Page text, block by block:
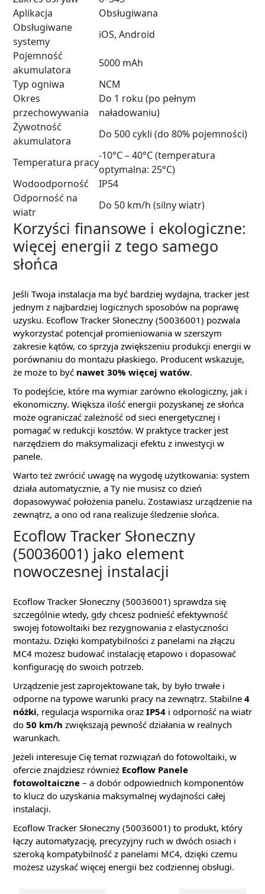
Aplikacja
Obsługiwana
Obsługiwane
systemy
iOS, Android
Pojemność
akumulatora
5000 mAh
Typ ogniwa
NCM
Okres
przechowywania
Do 1 roku (po pełnym
naładowaniu)
Żywotność
akumulatora
Do 500 cykli (do 80% pojemności)
Temperatura pracy
-10°C – 40°C (temperatura
optymalna: 25°C)
Wodoodporność
IP54
Odporność na
wiatr
Do 50 km/h (silny wiatr)
Korzyści finansowe i ekologiczne:
więcej energii z tego samego
słońca
Jeśli Twoja instalacja ma być bardziej wydajna, tracker jest
jednym z najbardziej logicznych sposobów na poprawę
uzysku. Ecoflow Tracker Słoneczny (50036001) pozwala
wykorzystać potencjał promieniowania w szerszym
zakresie kątów, co sprzyja zwiększeniu produkcji energii w
porównaniu do montażu płaskiego. Producent wskazuje,
że może to być nawet 30% więcej watów.
To podejście, które ma wymiar zarówno ekologiczny, jak i
ekonomiczny. Większa ilość energii pozyskanej ze słońca
może ograniczać zależność od sieci energetycznej i
pomagać w redukcji kosztów. W praktyce tracker jest
narzędziem do maksymalizacji efektu z inwestycji w
panele.
Warto też zwrócić uwagę na wygodę użytkowania: system
działa automatycznie, a Ty nie musisz co dzień
dopasowywać położenia panelu. Zostawiasz urządzenie na
zewnątrz, a ono od rana realizuje śledzenie słońca.
Ecoflow Tracker Słoneczny
(50036001) jako element
nowoczesnej instalacji
Ecoflow Tracker Słoneczny (50036001) sprawdza się
szczególnie wtedy, gdy chcesz podnieść efektywność
swojej fotowoltaiki bez rezygnowania z elastyczności
montażu. Dzięki kompatybilności z panelami na złączu
MC4 możesz budować instalację etapowo i dopasować
konfigurację do swoich potrzeb.
Urządzenie jest zaprojektowane tak, by było trwałe i
odporne na typowe warunki pracy na zewnątrz. Stabilne 4
nóżki, regulacja wspornika oraz IP54 i odporność na wiatr
do 50 km/h zwiększają pewność działania w realnych
warunkach.
Jeżeli interesuje Cię temat rozwiązań do fotowoltaiki, w
ofercie znajdziesz również Ecoflow Panele
fotowoltaiczne – a dobór odpowiednich komponentów
to klucz do uzyskania maksymalnej wydajności całej
instalacji.
Ecoflow Tracker Słoneczny (50036001) to produkt, który
łączy automatyzację, precyzyjny ruch w dwóch osiach i
szeroką kompatybilność z panelami MC4, dzięki czemu
możesz uzyskać więcej energii bez codziennej obsługi.